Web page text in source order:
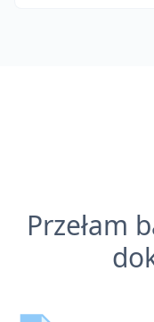
Przełam